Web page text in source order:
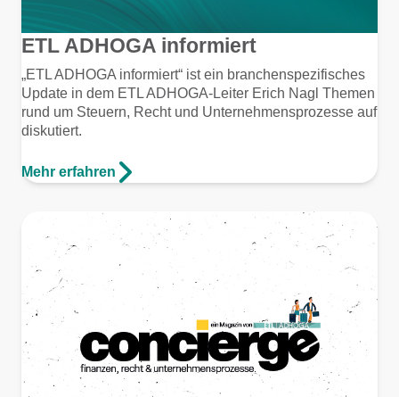
ETL ADHOGA informiert
„ETL ADHOGA informiert“ ist ein branchenspezifisches
Update in dem ETL ADHOGA-Leiter Erich Nagl Themen
rund um Steuern, Recht und Unternehmensprozesse auf
diskutiert.
Mehr erfahren